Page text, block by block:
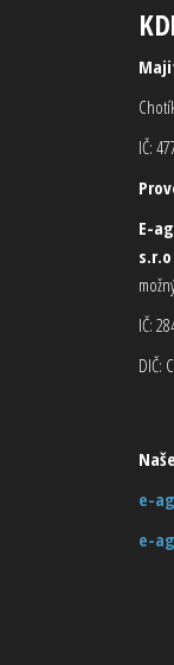
IČ:
E-
s.r.o
IČ:
DIČ:
e-
e-